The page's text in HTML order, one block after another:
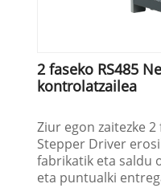
2 faseko RS485
kontrolatzailea
Ziur egon zaitezke 2
Stepper Driver
fabrikatik eta saldu
eta puntualki